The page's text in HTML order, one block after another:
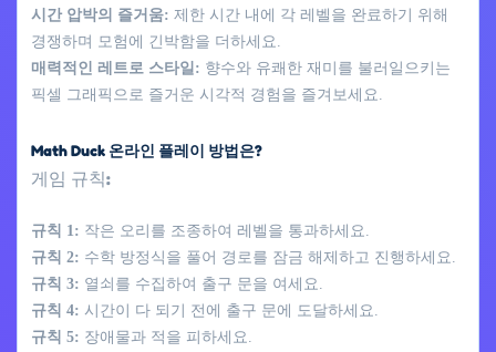
시간 압박의 즐거움: 제한 시간 내에 각 레벨을 완료하기 위해
경쟁하며 모험에 긴박함을 더하세요.
매력적인 레트로 스타일: 향수와 유쾌한 재미를 불러일으키는
픽셀 그래픽으로 즐거운 시각적 경험을 즐겨보세요.
Math Duck 온라인 플레이 방법은?
게임 규칙:
규칙 1: 작은 오리를 조종하여 레벨을 통과하세요.
규칙 2: 수학 방정식을 풀어 경로를 잠금 해제하고 진행하세요.
규칙 3: 열쇠를 수집하여 출구 문을 여세요.
규칙 4: 시간이 다 되기 전에 출구 문에 도달하세요.
규칙 5: 장애물과 적을 피하세요.